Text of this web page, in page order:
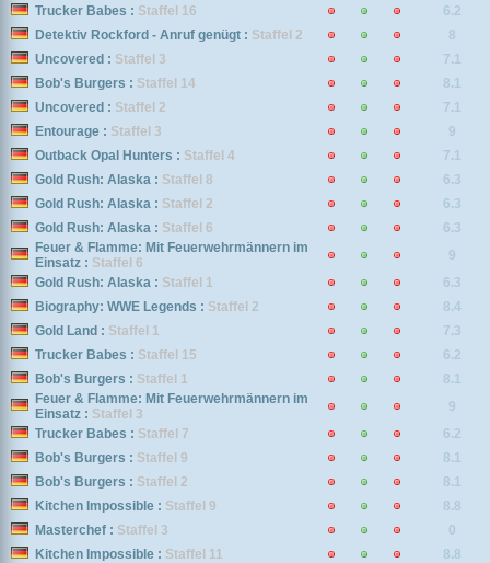
Trucker Babes : Staffel 16
6.2
Detektiv Rockford - Anruf genügt : Staffel 2
8
Uncovered : Staffel 3
7.1
Bob's Burgers : Staffel 14
8.1
Uncovered : Staffel 2
7.1
Entourage : Staffel 3
9
Outback Opal Hunters : Staffel 4
7.1
Gold Rush: Alaska : Staffel 8
6.3
Gold Rush: Alaska : Staffel 2
6.3
Gold Rush: Alaska : Staffel 6
6.3
Feuer & Flamme: Mit Feuerwehrmännern im
Einsatz : Staffel 6
9
Gold Rush: Alaska : Staffel 1
6.3
Biography: WWE Legends : Staffel 2
8.4
Gold Land : Staffel 1
7.3
Trucker Babes : Staffel 15
6.2
Bob's Burgers : Staffel 1
8.1
Feuer & Flamme: Mit Feuerwehrmännern im
Einsatz : Staffel 3
9
Trucker Babes : Staffel 7
6.2
Bob's Burgers : Staffel 9
8.1
Bob's Burgers : Staffel 2
8.1
Kitchen Impossible : Staffel 9
8.8
Masterchef : Staffel 3
0
Kitchen Impossible : Staffel 11
8.8